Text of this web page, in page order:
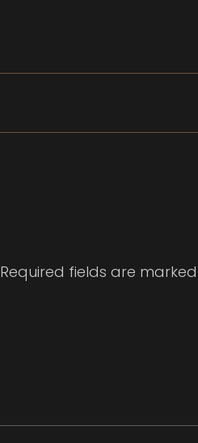
Required fields are marked